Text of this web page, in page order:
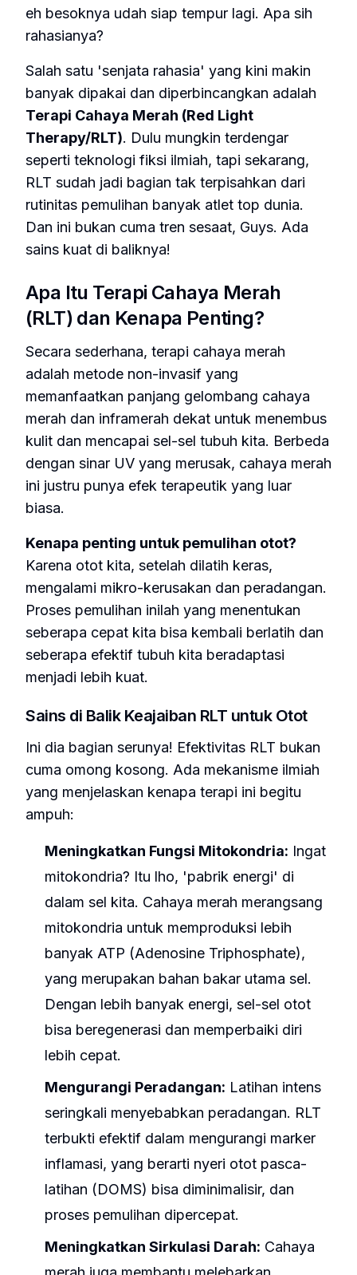
eh besoknya udah siap tempur lagi. Apa sih
rahasianya?
Salah satu 'senjata rahasia' yang kini makin
banyak dipakai dan diperbincangkan adalah
Terapi Cahaya Merah (Red Light
Therapy/RLT). Dulu mungkin terdengar
seperti teknologi fiksi ilmiah, tapi sekarang,
RLT sudah jadi bagian tak terpisahkan dari
rutinitas pemulihan banyak atlet top dunia.
Dan ini bukan cuma tren sesaat, Guys. Ada
sains kuat di baliknya!
Apa Itu Terapi Cahaya Merah
(RLT) dan Kenapa Penting?
Secara sederhana, terapi cahaya merah
adalah metode non-invasif yang
memanfaatkan panjang gelombang cahaya
merah dan inframerah dekat untuk menembus
kulit dan mencapai sel-sel tubuh kita. Berbeda
dengan sinar UV yang merusak, cahaya merah
ini justru punya efek terapeutik yang luar
biasa.
Kenapa penting untuk pemulihan otot?
Karena otot kita, setelah dilatih keras,
mengalami mikro-kerusakan dan peradangan.
Proses pemulihan inilah yang menentukan
seberapa cepat kita bisa kembali berlatih dan
seberapa efektif tubuh kita beradaptasi
menjadi lebih kuat.
Sains di Balik Keajaiban RLT untuk Otot
Ini dia bagian serunya! Efektivitas RLT bukan
cuma omong kosong. Ada mekanisme ilmiah
yang menjelaskan kenapa terapi ini begitu
ampuh:
Meningkatkan Fungsi Mitokondria: Ingat
mitokondria? Itu lho, 'pabrik energi' di
dalam sel kita. Cahaya merah merangsang
mitokondria untuk memproduksi lebih
banyak ATP (Adenosine Triphosphate),
yang merupakan bahan bakar utama sel.
Dengan lebih banyak energi, sel-sel otot
bisa beregenerasi dan memperbaiki diri
lebih cepat.
Mengurangi Peradangan: Latihan intens
seringkali menyebabkan peradangan. RLT
terbukti efektif dalam mengurangi marker
inflamasi, yang berarti nyeri otot pasca-
latihan (DOMS) bisa diminimalisir, dan
proses pemulihan dipercepat.
Meningkatkan Sirkulasi Darah: Cahaya